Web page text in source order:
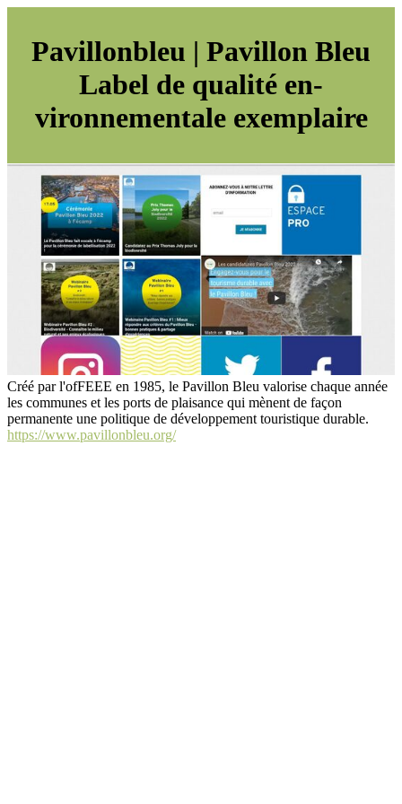
Pa­vil­lonbleu | Pavillon Bleu
Label de qualité en­
vironnemen­ta­le exemplaire
Créé par l'ofFEEE en 1985, le Pavillon Bleu valorise chaque année
les communes et les ports de plaisance qui mènent de façon
permanente une politique de développement touristique durable.
https://www.pavillonbleu.org/